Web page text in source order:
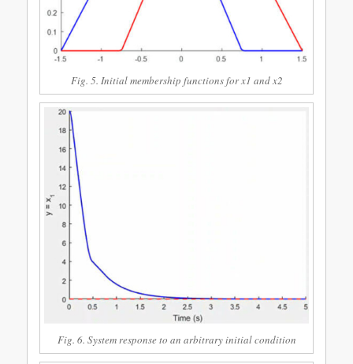
Fig. 5. Initial membership functions for x1 and x2
Fig. 6. System response to an arbitrary initial condition